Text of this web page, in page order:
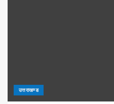
उत्तराखण्ड